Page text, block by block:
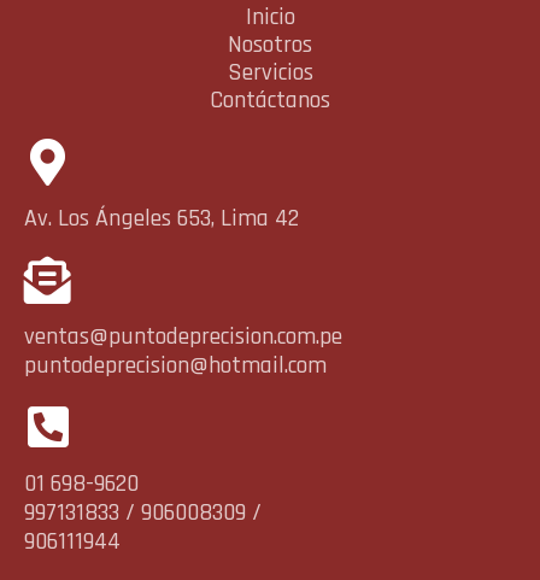
Inicio
Nosotros
Servicios
Contáctanos
Av. Los Ángeles 653, Lima 42
ventas@puntodeprecision.com.pe
puntodeprecision@hotmail.com
01 698-9620
997131833 / 906008309 /
906111944